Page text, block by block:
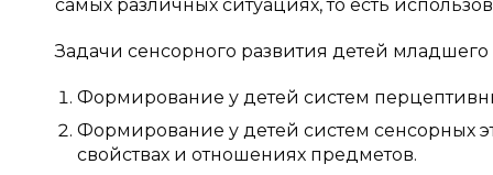
самых различных ситуациях, то есть
Задачи сенсорного развития детей младшего
Формирование у детей систем
Формирование у детей систем сенсорных
свойствах и отношениях предметов.